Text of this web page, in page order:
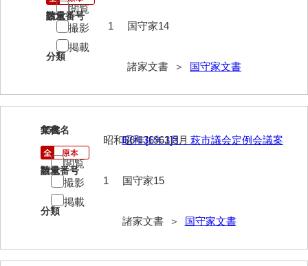
兼重家文書
兼田家文書
亀田家文書
賀屋家文書
河北家文書
請求番号
国守家14
分類
諸家文書 ＞ 国守家文書
数量
1
閲覧
撮影
掲載
15
文書名
昭和36年3月 萩市議会定例会議案
請求番号
国守家15
分類
諸家文書 ＞ 国守家文書
年代
昭和36年[1961]3月
数量
1
閲覧
撮影
掲載